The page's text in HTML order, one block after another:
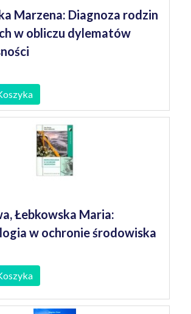
Marzena: Diagnoza rodzin
w obliczu dylematów
Łebkowska Maria:
w ochronie środowiska